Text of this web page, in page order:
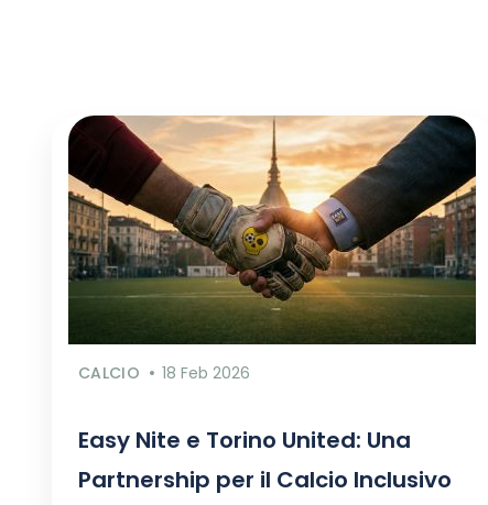
CALCIO 18 Feb 2026
Easy Nite e Torino United: Una
Partnership per il Calcio Inclusivo